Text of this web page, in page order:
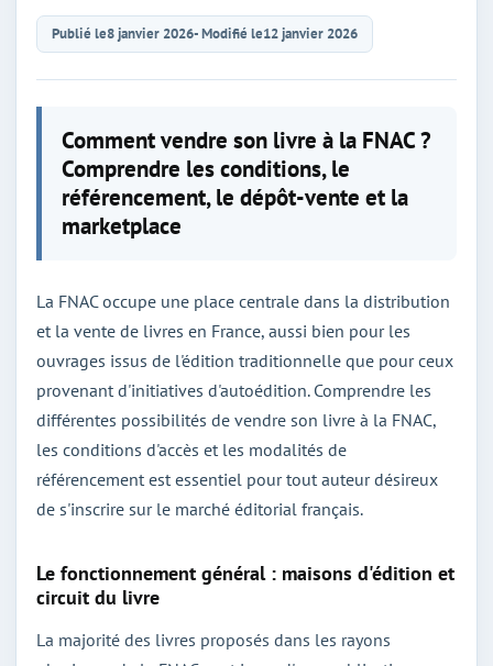
Publié le8 janvier 2026- Modifié le12 janvier 2026
Comment vendre son livre à la FNAC ?
Comprendre les conditions, le
référencement, le dépôt-vente et la
marketplace
La FNAC occupe une place centrale dans la distribution
et la vente de livres en France, aussi bien pour les
ouvrages issus de l'édition traditionnelle que pour ceux
provenant d'initiatives d'autoédition. Comprendre les
différentes possibilités de vendre son livre à la FNAC,
les conditions d'accès et les modalités de
référencement est essentiel pour tout auteur désireux
de s'inscrire sur le marché éditorial français.
Le fonctionnement général : maisons d'édition et
circuit du livre
La majorité des livres proposés dans les rayons